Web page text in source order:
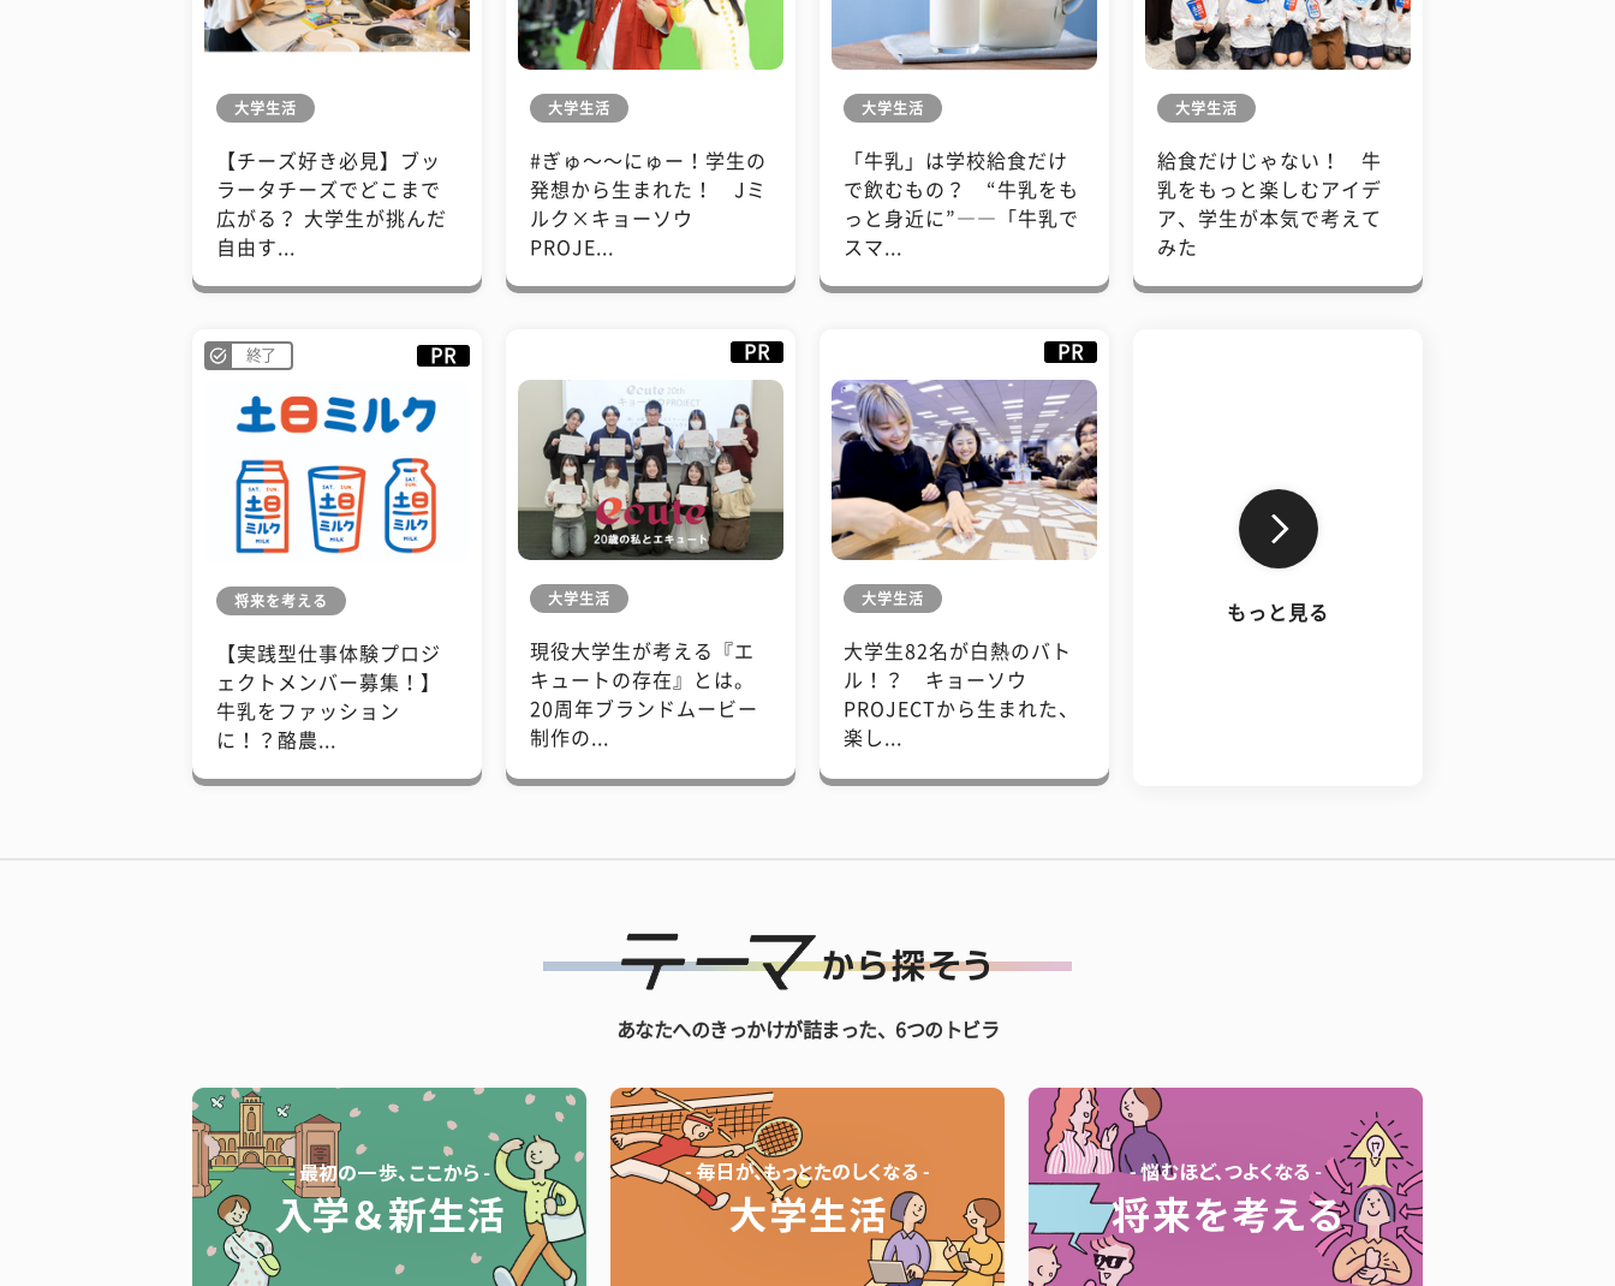
大学生活
【チーズ好き必見】ブッ
ラータチーズでどこまで
広がる？ 大学生が挑んだ
自由す...
大学生活
#ぎゅ〜〜にゅー！学生の
発想から生まれた！ Jミ
ルク×キョーソウ
PROJE...
大学生活
「牛乳」は学校給食だけ
で飲むもの？ “牛乳をも
っと身近に”――「牛乳で
スマ...
大学生活
給食だけじゃない！ 牛
乳をもっと楽しむアイデ
ア、学生が本気で考えて
みた
終了 PR
将来を考える
【実践型仕事体験プロジ
ェクトメンバー募集！】
牛乳をファッション
に！？酪農...
PR
大学生活
現役大学生が考える『エ
キュートの存在』とは。
20周年ブランドムービー
制作の...
PR
大学生活
大学生82名が白熱のバト
ル！？ キョーソウ
PROJECTから生まれた、
楽し...
もっと見る
あなたへのきっかけが詰まった、6つのトビラ